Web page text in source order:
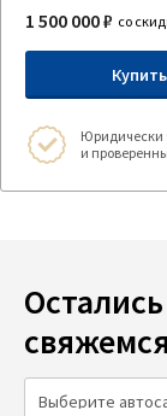
1 500 000 ₽ со
Купить
Юридически
и